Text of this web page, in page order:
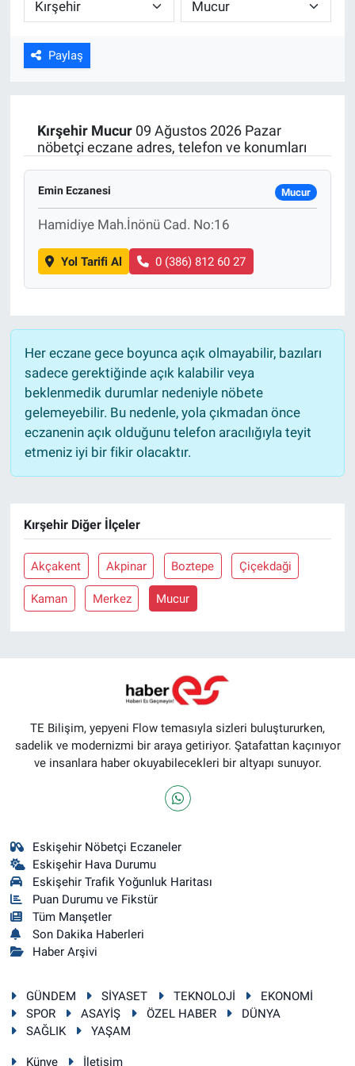
Paylaş
Kırşehir Mucur09 Ağustos 2026 Pazar
nöbetçi eczane adres, telefon ve konumları
Emin Eczanesi Mucur
Hamidiye Mah.İnönü Cad. No:16
Yol Tarifi Al 0 (386) 812 60 27
Her eczane gece boyunca açık olmayabilir, bazıları
sadece gerektiğinde açık kalabilir veya
beklenmedik durumlar nedeniyle nöbete
gelemeyebilir. Bu nedenle, yola çıkmadan önce
eczanenin açık olduğunu telefon aracılığıyla teyit
etmeniz iyi bir fikir olacaktır.
Kırşehir Diğer İlçeler
Akçakent Akpinar Boztepe Çiçekdaği
Kaman Merkez Mucur
TE Bilişim, yepyeni Flow temasıyla sizleri buluştururken,
sadelik ve modernizmi bir araya getiriyor. Şatafattan kaçınıyor
ve insanlara haber okuyabilecekleri bir altyapı sunuyor.
Eskişehir Nöbetçi Eczaneler
Eskişehir Hava Durumu
Eskişehir Trafik Yoğunluk Haritası
Puan Durumu ve Fikstür
Tüm Manşetler
Son Dakika Haberleri
Haber Arşivi
GÜNDEM SİYASET TEKNOLOJİ
EKONOMİ
SPOR
ASAYİŞ ÖZEL HABER
DÜNYA
SAĞLIK
YAŞAM
Künye İletişim